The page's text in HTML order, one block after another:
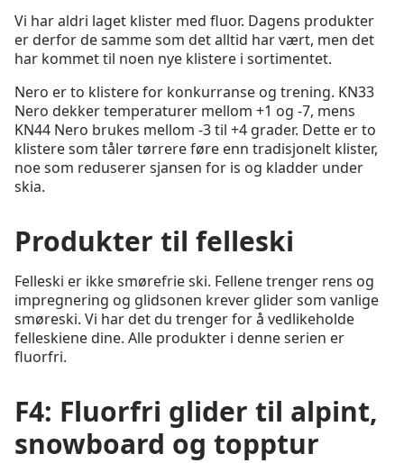
Vi har aldri laget klister med fluor. Dagens produkter
er derfor de samme som det alltid har vært, men det
har kommet til noen nye klistere i sortimentet.
Nero er to klistere for konkurranse og trening. KN33
Nero dekker temperaturer mellom +1 og -7, mens
KN44 Nero brukes mellom -3 til +4 grader. Dette er to
klistere som tåler tørrere føre enn tradisjonelt klister,
noe som reduserer sjansen for is og kladder under
skia.
Produkter til felleski
Felleski er ikke smørefrie ski. Fellene trenger rens og
impregnering og glidsonen krever glider som vanlige
smøreski. Vi har det du trenger for å vedlikeholde
felleskiene dine. Alle produkter i denne serien er
fluorfri.
F4: Fluorfri glider til alpint,
snowboard og topptur